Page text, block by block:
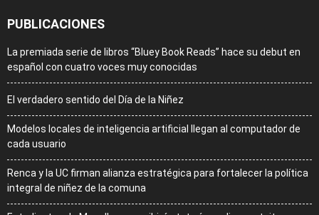
PUBLICACIONES
La premiada serie de libros “Bluey Book Reads” hace su debut en
español con cuatro voces muy conocidas
El verdadero sentido del Día de la Niñez
Modelos locales de inteligencia artificial llegan al computador de
cada usuario
Renca y la UC firman alianza estratégica para fortalecer la política
integral de niñez de la comuna